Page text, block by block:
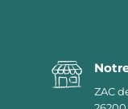
ZAC